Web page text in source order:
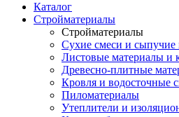
Каталог
Стройматериалы
Стройматериалы
Сухие смеси и сыпучие
Листовые материалы и
Древесно-плитные
Кровля и водосточные
Пиломатериалы
Утеплители и